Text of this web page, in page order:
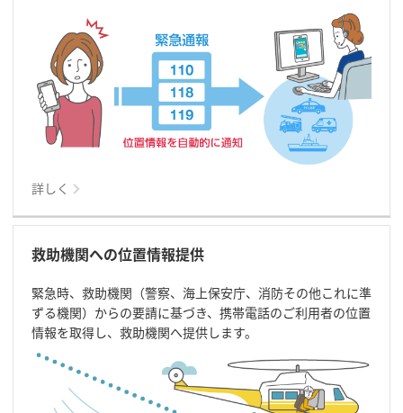
詳しく
救助機関への位置情報提供
緊急時、救助機関（警察、海上保安庁、消防その他これに準
ずる機関）からの要請に基づき、携帯電話のご利用者の位置
情報を取得し、救助機関へ提供します。